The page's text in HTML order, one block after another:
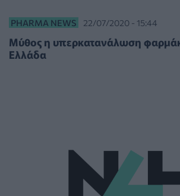
PHARMA NEWS 22/07/2020 - 15:44
Μύθος η υπερκατανάλωση
Ελλάδα